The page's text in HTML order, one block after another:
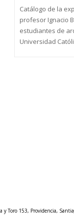
Catálogo de la
profesor Ignacio
estudiantes de
Universidad
y Toro 153, Providencia,